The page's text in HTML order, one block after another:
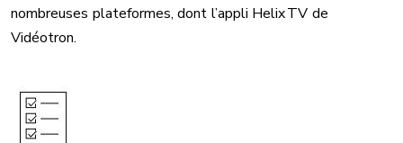
nombreuses plateformes, dont l’appli Helix TV de
Vidéotron.